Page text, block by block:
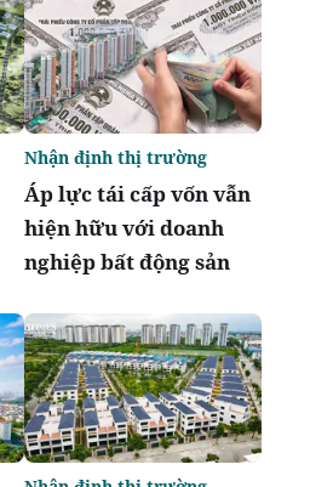
Áp lực tái cấp vốn vẫn
hiện hữu với doanh
nghiệp bất động sản
Nhận định thị trường